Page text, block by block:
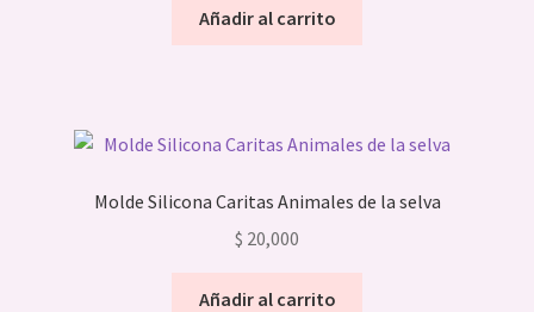
Añadir al carrito
Molde Silicona Caritas Animales de la selva
$ 20,000
Añadir al carrito